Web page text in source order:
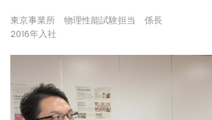
東京事業所 物理性能試験担当 係長
2016年入社